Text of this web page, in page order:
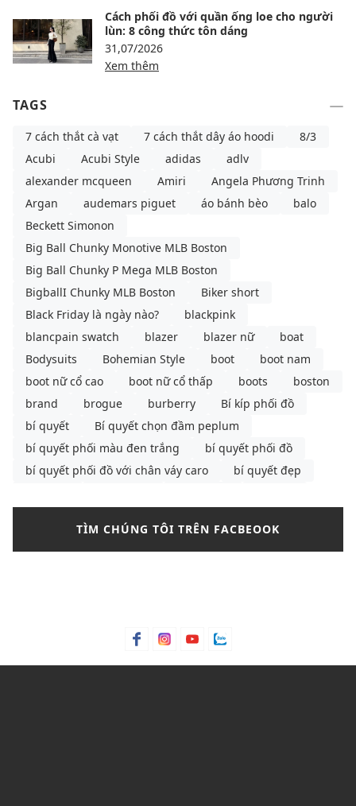
Cách phối đồ với quần ống loe cho người
lùn: 8 công thức tôn dáng
31,07/2026
Xem thêm
TAGS
7 cách thắt cà vạt 7 cách thắt dây áo hoodi
8/3
Acubi
Acubi Style adidas
adlv
alexander mcqueen
Amiri
Angela Phương Trinh
Argan
audemars piguet áo bánh bèo
balo
Beckett Simonon
Big Ball Chunky Monotive MLB Boston
Big Ball Chunky P Mega MLB Boston
BigballI Chunky MLB Boston
Biker short
Black Friday là ngày nào?
blackpink
blancpain swatch
blazer blazer nữ
boat
Bodysuits
Bohemian Style boot
boot nam
boot nữ cổ cao
boot nữ cổ thấp boots
boston
brand
brogue burberry
Bí kíp phối đồ
bí quyết
Bí quyết chọn đầm peplum
bí quyết phối màu đen trắng
bí quyết phối đồ
bí quyết phối đồ với chân váy caro
bí quyết đẹp
bảng size quần tây nữ
Bột ngô Bột Talc
C&K
C&K Việt Nam Cacao
Calvin Klein
TÌM CHÚNG TÔI TRÊN FACBEOOK